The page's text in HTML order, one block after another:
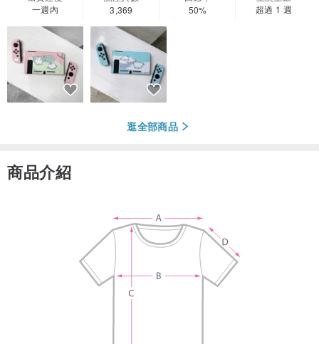
一週內
3,369
50%
超過 1 週
逛全部商品
商品介紹